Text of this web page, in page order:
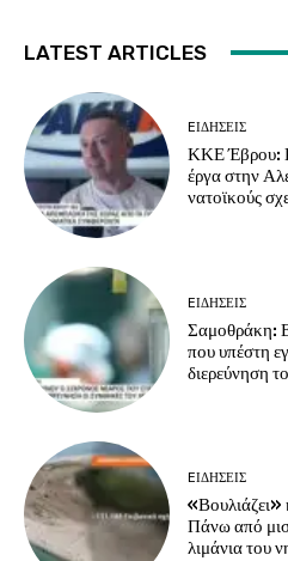
LATEST ARTICLES
EΙΔΗΣΕΙΣ
ΚΚΕ Έβρου:
έργα στην
νατοϊκούς
EΙΔΗΣΕΙΣ
Σαμοθράκη:
που υπέστη
διερεύνηση
EΙΔΗΣΕΙΣ
Πάνω από
λιμάνια του